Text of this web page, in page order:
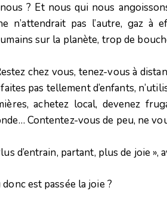
? Et nous qui nous
n’attendrait pas l’autre, gaz
sur la planète, trop de
chez vous, tenez-vous à
pas tellement d’enfants,
achetez local, devenez
Contentez-vous de peu, ne
d’entrain, partant, plus de joie »,
donc est passée la joie ?